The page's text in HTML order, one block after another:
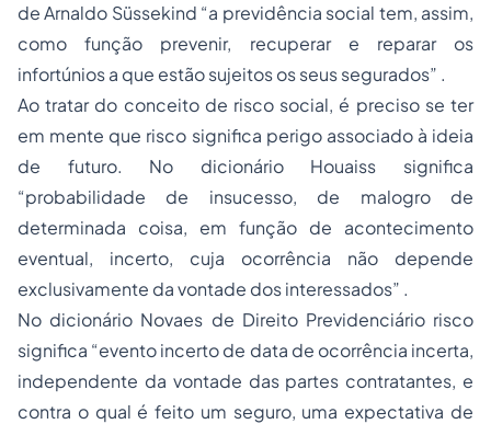
de Arnaldo Süssekind “a previdência social tem, assim,
como função prevenir, recuperar e reparar os
infortúnios a que estão sujeitos os seus segurados” .
Ao tratar do conceito de risco social, é preciso se ter
em mente que risco significa perigo associado à ideia
de futuro. No dicionário Houaiss significa
“probabilidade de insucesso, de malogro de
determinada coisa, em função de acontecimento
eventual, incerto, cuja ocorrência não depende
exclusivamente da vontade dos interessados” .
No dicionário Novaes de Direito Previdenciário risco
significa “evento incerto de data de ocorrência incerta,
independente da vontade das partes contratantes, e
contra o qual é feito um seguro, uma expectativa de